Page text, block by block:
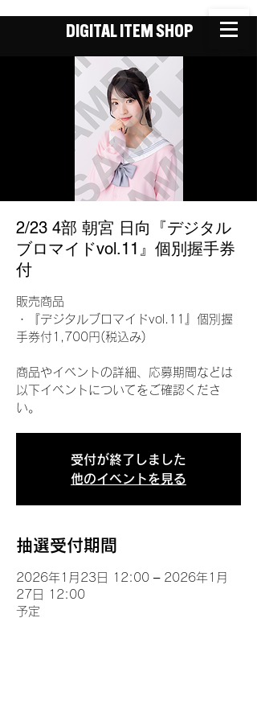
DIGITAL ITEM SHOP
2/23 4部 朝宮 日向『デジタル
ブロマイドvol.11』個別握手券
付
販売商品
・『デジタルブロマイドvol.11』個別握
手券付1,700円(税込み)
商品やイベントの詳細、応募期間などは
以下イベントについてをご確認くださ
い。
受付が終了しました
他のイベントを見る
抽選受付期間
2026年1月23日 12:00 – 2026年1月
27日 12:00
予定